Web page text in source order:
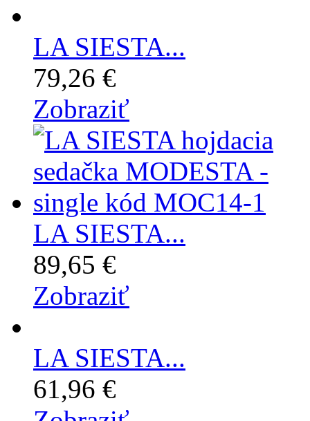
LA SIESTA...
79,26 €
Zobraziť
LA SIESTA...
89,65 €
Zobraziť
LA SIESTA...
61,96 €